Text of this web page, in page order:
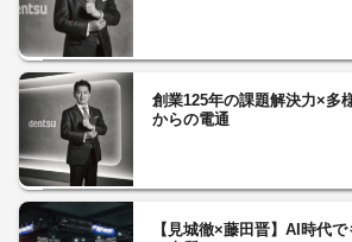
創業125年の課題解決力×多
からの電通
【見城徹×藤田晋】AI時代